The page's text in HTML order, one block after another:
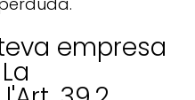
empresa